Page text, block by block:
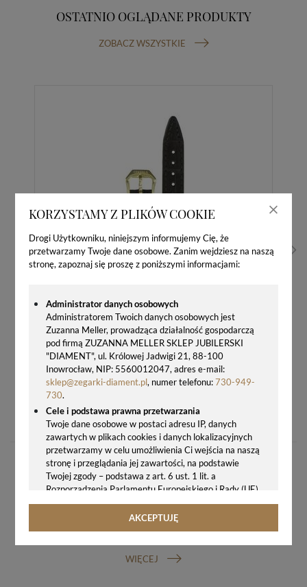
KORZYSTAMY Z PLIKÓW COOKIE
Drogi Użytkowniku, niniejszym informujemy Cię, że
przetwarzamy Twoje dane osobowe. Zanim wejdziesz na naszą
stronę, zapoznaj się proszę z poniższymi informacjami:
Administrator danych osobowych
Administratorem Twoich danych osobowych jest
Zuzanna Meller, prowadząca działalność gospodarczą
pod firmą ZUZANNA MELLER SKLEP JUBILERSKI
"DIAMENT", ul. Królowej Jadwigi 21, 88-100
Inowrocław, NIP: 5560012047, adres e-mail:
sklep@zegarki-diament.pl, numer telefonu:730-949-
730.
Cele i podstawa prawna przetwarzania
Twoje dane osobowe w postaci adresu IP, danych
zawartych w plikach cookies i danych lokalizacyjnych
przetwarzamy w celu umożliwienia Ci wejścia na naszą
stronę i przeglądania jej zawartości, na podstawie
Twojej zgody – podstawa z art. 6 ust. 1 lit. a
Rozporządzenia Parlamentu Europejskiego i Rady (UE)
2016/679 z 27.04.2016 r. w sprawie ochrony osób
fizycznych w związku z przetwarzaniem danych
rozporządzenie o ochronie danych, tj. RODO).
AKCEPTUJĘ
OSTATNIO OGLĄDANE PRODUKTY
ZOBACZ WSZYSTKIE
159,00 zł
GWARANCJA ORYGINALNOŚCI ZEGARKA
WIĘCEJ